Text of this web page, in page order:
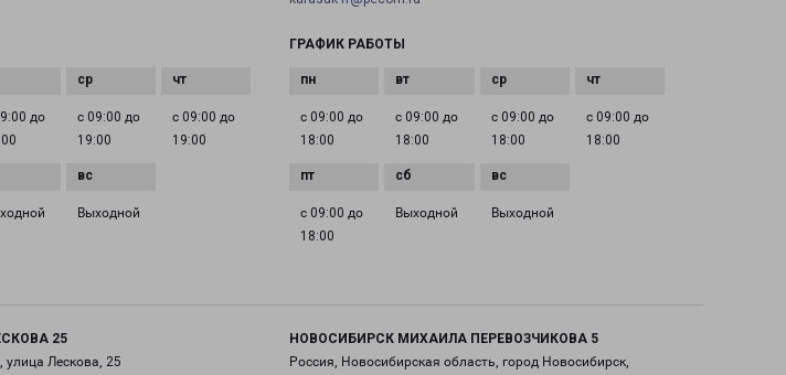
до
с 09:00 до
19:00
с 09:00 до
19:00
Выходной
ГРАФИК РАБОТЫ
с 09:00 до
18:00
с 09:00 до
18:00
с 09:00 до
18:00
с 09:00 до
18:00
с 09:00 до
18:00
Выходной Выходной
25
улица Лескова, 25
НОВОСИБИРСК МИХАИЛА ПЕРЕВОЗЧИКОВА 5
Россия, Новосибирская область, город Новосибирск,